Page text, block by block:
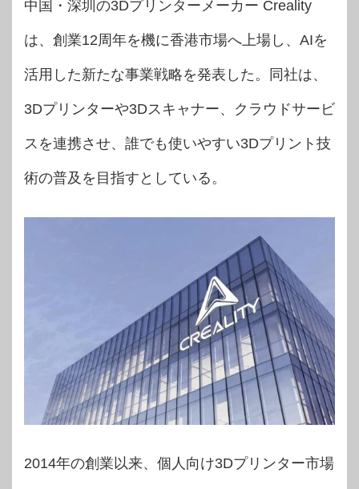
中国・深圳の3Dプリンターメーカー Creality
は、創業12周年を機に香港市場へ上場し、AIを
活用した新たな事業戦略を発表した。同社は、
3Dプリンターや3Dスキャナー、クラウドサービ
スを連携させ、誰でも使いやすい3Dプリント技
術の普及を目指すとしている。
2014年の創業以来、個人向け3Dプリンター市場